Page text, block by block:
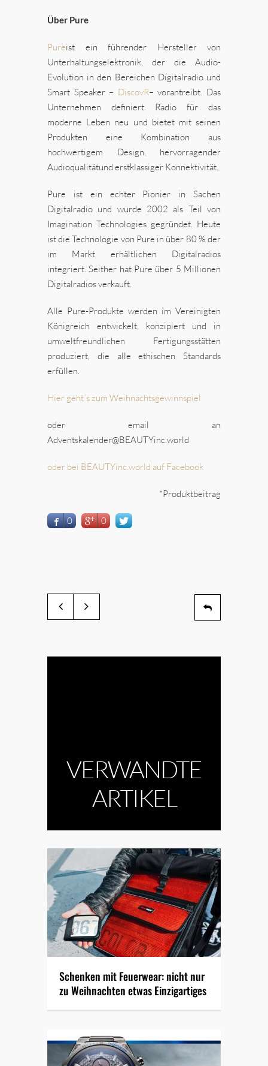
Über Pure
Pureist ein führender Hersteller von
Unterhaltungselektronik, der die Audio-
Evolution in den Bereichen Digitalradio und
Smart Speaker – DiscovR– vorantreibt. Das
Unternehmen definiert Radio für das
moderne Leben neu und bietet mit seinen
Produkten eine Kombination aus
hochwertigem Design, hervorragender
Audioqualitätund erstklassiger Konnektivität.
Pure ist ein echter Pionier in Sachen
Digitalradio und wurde 2002 als Teil von
Imagination Technologies gegründet. Heute
ist die Technologie von Pure in über 80 % der
im Markt erhältlichen Digitalradios
integriert. Seither hat Pure über 5 Millionen
Digitalradios verkauft.
Alle Pure-Produkte werden im Vereinigten
Königreich entwickelt, konzipiert und in
umweltfreundlichen Fertigungsstätten
produziert, die alle ethischen Standards
erfüllen.
Hier geht´s zum Weihnachtsgewinnspiel
oder email an
Adventskalender@BEAUTYinc.world
oder bei BEAUTYinc.world auf Facebook
*Produktbeitrag
0 0
VERWANDTE
ARTIKEL
Schenken mit Feuerwear: nicht nur
zu Weihnachten etwas Einzigartiges